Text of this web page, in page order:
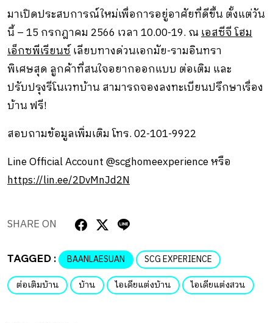
มาเปิดประสบการณ์ใหม่เพื่อการอยู่อาศัยที่ดีขึ้น ตั้งแต่วัน
นี้ – 15 กรกฎาคม 2566 เวลา 10.00-19. ณเอสซีจี โฮม
เอ็กซพีเรียนซ์เลียบทางด่วนเอกมัย-รามอินทรา
พิเศษสุด ลูกค้าที่สนใจอยากออกแบบ ต่อเติม และ
ปรับปรุงรีโนเวทบ้าน สามารถจองลงทะเบียนปรึกษาเรื่อง
บ้าน ฟรี!
สอบถามข้อมูลเพิ่มเติม โทร. 02-101-9922
Line Official Account @scghomeexperience หรือ
https://lin.ee/2DvMnJd2N
SHARE ON
TAGGED : BAANLAESUAN
SCG EXPERIENCE
ต่อเติมบ้าน
บ้าน ไอเดียแต่งบ้าน ไอเดียแต่งสวน